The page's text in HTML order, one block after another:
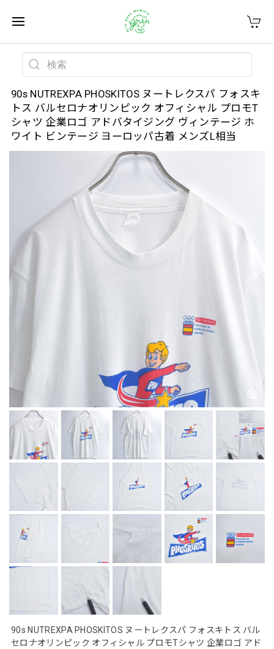
90s NUTREXPA PHOSKITOS ヌートレクスパ フォスキ
トス バルセロナオリンピック オフィシャル プロモT
シャツ 企業ロゴ アドバタイジング ヴィンテージ ホ
ワイト ビンテージ ヨーロッパ古着 メンズL相当
90s NUTREXPA PHOSKITOS ヌートレクスパ フォスキトス バル
セロナオリンピック オフィシャル プロモTシャツ 企業ロゴ アド